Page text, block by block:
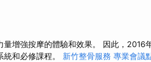
量增強按摩的體驗和效果。 因此，2016
和必修課程。 新竹整骨服務 專業會議